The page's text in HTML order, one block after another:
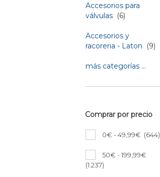
Accesorios para
válvulas (6)
Accesorios y
racoreria - Laton
(9)
más categorías ...
Comprar por precio
0€ - 49,99€ (644)
50€ - 199,99€
(1.237)